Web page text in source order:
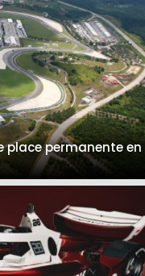
place permanente en